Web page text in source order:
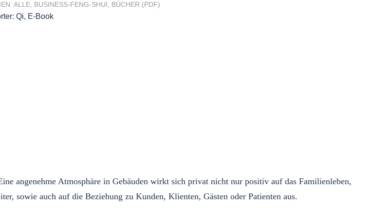
ALLE BUSINESS-FENG-SHUI BÜCHER (PDF)
Qi, E-Book
angenehme Atmosphäre in Gebäuden wirkt sich privat nicht nur positiv auf das Familienleben,
sowie auch auf die Beziehung zu Kunden, Klienten, Gästen oder Patienten aus.